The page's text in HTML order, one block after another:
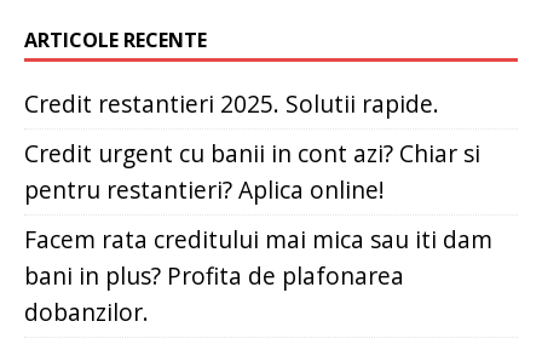
ARTICOLE RECENTE
Credit restantieri 2025. Solutii rapide.
Credit urgent cu banii in cont azi? Chiar si
pentru restantieri? Aplica online!
Facem rata creditului mai mica sau iti dam
bani in plus? Profita de plafonarea
dobanzilor.